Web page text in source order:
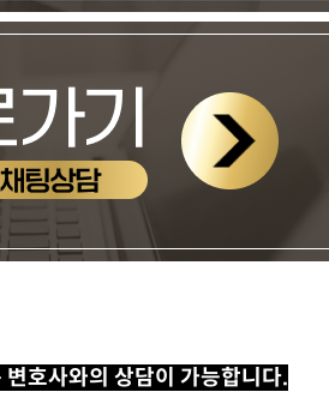
호사와의 상담이 가능합니다.